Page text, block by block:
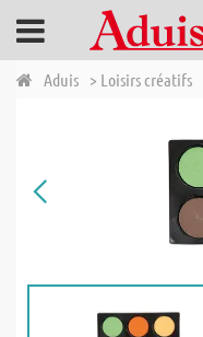
Aduis > Loisirs créatifs